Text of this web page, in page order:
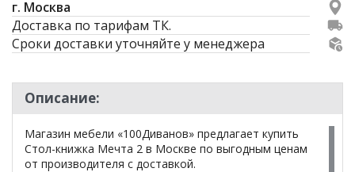
г. Москва
Доставка по тарифам ТК.
Сроки доставки уточняйте у менеджера
Описание:
Магазин мебели «100Диванов» предлагает купить
Стол-книжка Мечта 2 в Москве по выгодным ценам
от производителя с доставкой.